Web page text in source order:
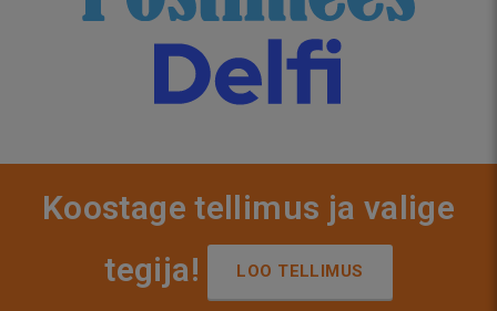
Koostage tellimus ja valige
tegija!
LOO TELLIMUS